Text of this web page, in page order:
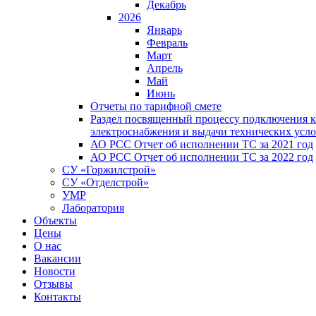
Декабрь
2026
Январь
Февраль
Март
Апрель
Май
Июнь
Отчеты по тарифной смете
Раздел посвященный процессу подключения к
электроснабжения и выдачи технических
АО РСС Отчет об исполнении ТС за 2021 год
АО РСС Отчет об исполнении ТС за 2022 год
СУ «Горжилстрой»
СУ «Отделстрой»
УМР
Лаборатория
Объекты
Цены
О нас
Вакансии
Новости
Отзывы
Контакты